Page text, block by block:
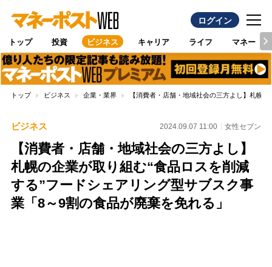
ログイン
トップ 投資 ビジネス キャリア ライフ マネー
トップ ビジネス 企業・業界 【消費者・店舗・地域社会の三方よし】札幌
ビジネス 2024.09.07 11:00 女性セブン
【消費者・店舗・地域社会の三方よし】
札幌の企業が取り組む“食品ロスを削減
する”フードシェアリング型サブスク事
業「8～9割の食品が廃棄を免れる」